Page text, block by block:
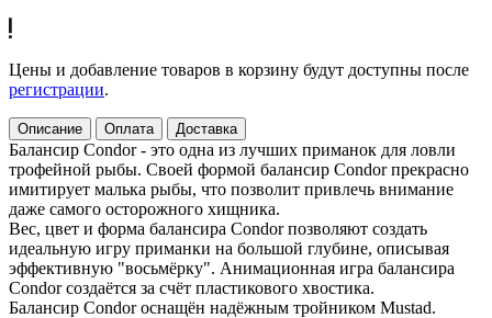
Цены и добавление товаров в корзину будут доступны после
регистрации.
Описание Оплата Доставка
Балансир Condor - это одна из лучших приманок для ловли
трофейной рыбы. Своей формой балансир Condor прекрасно
имитирует малька рыбы, что позволит привлечь внимание
даже самого осторожного хищника.
Вес, цвет и форма балансира Condor позволяют создать
идеальную игру приманки на большой глубине, описывая
эффективную "восьмёрку". Анимационная игра балансира
Condor создаётся за счёт пластикового хвостика.
Балансир Condor оснащён надёжным тройником Mustad.